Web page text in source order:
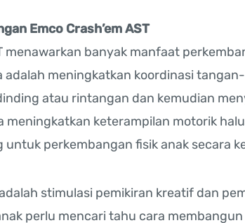
Emco Crash’em AST
menawarkan banyak manfaat
meningkatkan koordinasi
atau rintangan dan kemudian
meningkatkan keterampilan motorik
untuk perkembangan fisik anak secara
stimulasi pemikiran kreatif dan
perlu mencari tahu cara membangun